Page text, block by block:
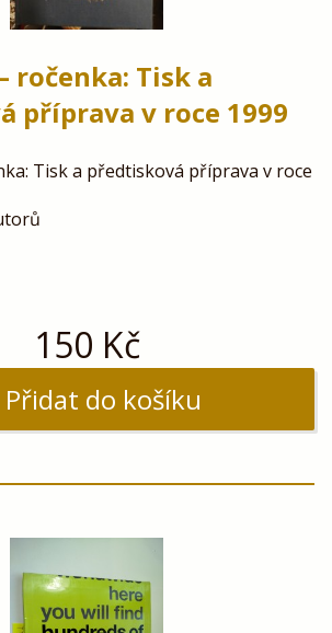
ročenka: Tisk a
příprava v roce 1999
Tisk a předtisková příprava v roce
150 Kč
Přidat do košíku